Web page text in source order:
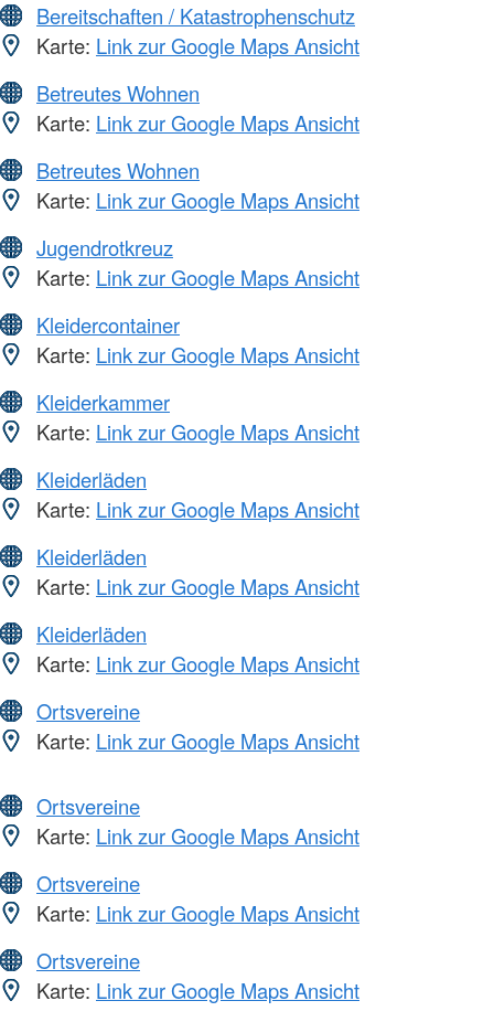
Bereitschaften / Katastrophenschutz
Karte: Link zur Google Maps Ansicht
Betreutes Wohnen
Karte: Link zur Google Maps Ansicht
Betreutes Wohnen
Karte: Link zur Google Maps Ansicht
Jugendrotkreuz
Karte: Link zur Google Maps Ansicht
Kleidercontainer
Karte: Link zur Google Maps Ansicht
Kleiderkammer
Karte: Link zur Google Maps Ansicht
Kleiderläden
Karte: Link zur Google Maps Ansicht
Kleiderläden
Karte: Link zur Google Maps Ansicht
Kleiderläden
Karte: Link zur Google Maps Ansicht
Ortsvereine
Karte: Link zur Google Maps Ansicht
Ortsvereine
Karte: Link zur Google Maps Ansicht
Ortsvereine
Karte: Link zur Google Maps Ansicht
Ortsvereine
Karte: Link zur Google Maps Ansicht